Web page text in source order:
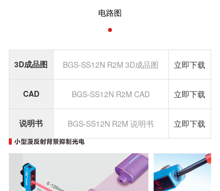
电路图
3D成品图 BGS-SS12N R2M 3D成品图 立即下载
CAD BGS-SS12N R2M CAD 立即下载
说明书 BGS-SS12N R2M 说明书 立即下载